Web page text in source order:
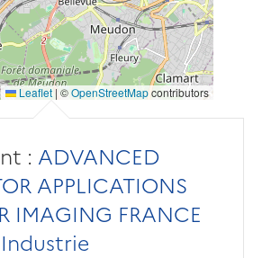
Leaflet | ©OpenStreetMapcontributors
: ADVANCED
APPLICATIONS
IMAGING FRANCE
Industrie